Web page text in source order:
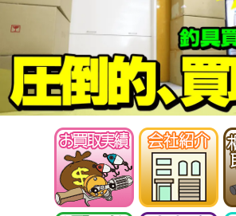
未使用
釣具買取クーポン
turi20260110-
01（2026/01/31迄）
シマノ ヘラ竿 飛天弓 閃光R 24尺
未使用
釣具買取クーポンturi20260110-
（2026/01/31迄）
シマノ ヘラ竿 普天元 獅子吼 10.5
尺 未使用
釣具買取クーポン turi20260110-
（2026/01/31迄）